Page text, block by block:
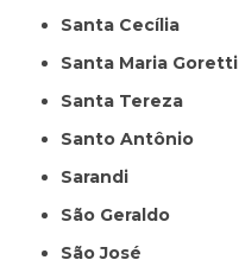
Santa Cecília
Santa Maria Goretti
Santa Tereza
Santo Antônio
Sarandi
São Geraldo
São José